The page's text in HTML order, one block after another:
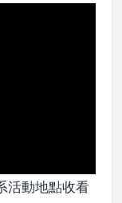
活動地點收看